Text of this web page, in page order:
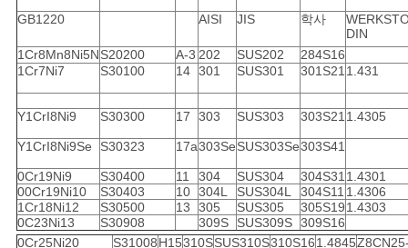
사
이
트
맵
사
GB1220 AISI JIS 학사
DIN
1Cr8Mn8Ni5NS20200 A-3 202 SUS202
284S16
1Cr7Ni7
S30100 14 301 SUS301 301S211.431
Y1CrI8Ni9 S30300 17 303 SUS303 303S211.4305
Y1CrI8Ni9Se S30323 17a303SeSUS303Se303S41
0Cr19Ni9 S30400 11 304 SUS304 304S311.4301
00Cr19Ni10
S30403 10 304L SUS304L 304S11 1.4306
1Cr18Ni12
S30500 13 305 SUS305 305S191.4303
0C23Ni13
S30908 309S SUS309S 309S16
0Cr25Ni20
S31008H15310SSUS310S310S161.4845